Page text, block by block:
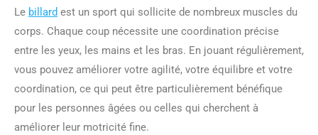
Le billard est un sport qui sollicite de nombreux muscles du
corps. Chaque coup nécessite une coordination précise
entre les yeux, les mains et les bras. En jouant régulièrement,
vous pouvez améliorer votre agilité, votre équilibre et votre
coordination, ce qui peut être particulièrement bénéfique
pour les personnes âgées ou celles qui cherchent à
améliorer leur motricité fine.